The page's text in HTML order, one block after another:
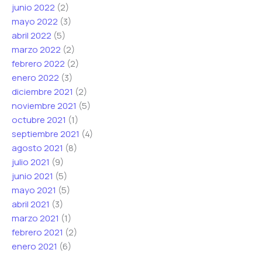
junio 2022 (2)
mayo 2022 (3)
abril 2022 (5)
marzo 2022 (2)
febrero 2022 (2)
enero 2022 (3)
diciembre 2021 (2)
noviembre 2021 (5)
octubre 2021 (1)
septiembre 2021 (4)
agosto 2021 (8)
julio 2021 (9)
junio 2021 (5)
mayo 2021 (5)
abril 2021 (3)
marzo 2021 (1)
febrero 2021 (2)
enero 2021 (6)